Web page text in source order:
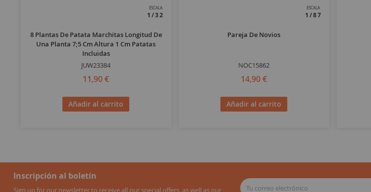
ESCALA
1/32
8 Plantas De Patata Marchitas Longitud De
Una Planta 7;5 Cm Altura 1 Cm Patatas
Incluidas
JUW23384
11,90 €
Añadir al carrito
ESCALA
1/87
Pareja De Novios
NOC15862
14,90 €
Añadir al carrito
Inscripción al boletín
Sign up for our newsletter to receive all our special offers, as well as our